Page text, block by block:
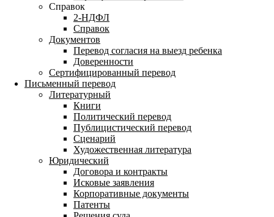
Справок
2-НДФЛ
Справок
Документов
Перевод согласия на выезд ребенка
Доверенности
Сертифицированный перевод
Письменный перевод
Литературный
Книги
Политический перевод
Публицистический перевод
Сценарий
Художественная литература
Юридический
Договора и контракты
Исковые заявления
Корпоративные документы
Патенты